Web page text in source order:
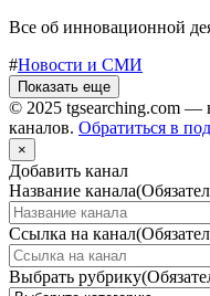
Все об инновационной
#Новости и СМИ
Показать еще
© 2025 tgsearching.com —
каналов. Обратиться в
×
Добавить канал
Название канала
Ссылка на канал
Выбрать рубрику